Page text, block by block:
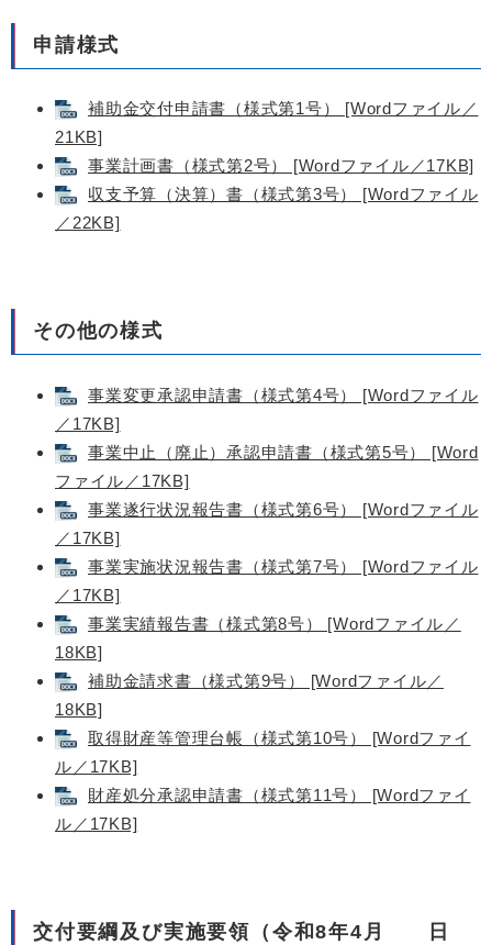
申請様式
補助金交付申請書（様式第1号） [Wordファイル／
21KB]
事業計画書（様式第2号） [Wordファイル／17KB]
収支予算（決算）書（様式第3号） [Wordファイル
／22KB]
その他の様式
事業変更承認申請書（様式第4号） [Wordファイル
／17KB]
事業中止（廃止）承認申請書（様式第5号） [Word
ファイル／17KB]
事業遂行状況報告書（様式第6号） [Wordファイル
／17KB]
事業実施状況報告書（様式第7号） [Wordファイル
／17KB]
事業実績報告書（様式第8号） [Wordファイル／
18KB]
補助金請求書（様式第9号） [Wordファイル／
18KB]
取得財産等管理台帳（様式第10号） [Wordファイ
ル／17KB]
財産処分承認申請書（様式第11号） [Wordファイ
ル／17KB]
交付要綱及び実施要領（令和8年4月 日